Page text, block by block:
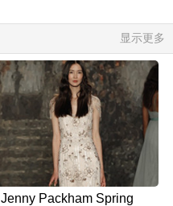
显示更多
Jenny Packham Spring